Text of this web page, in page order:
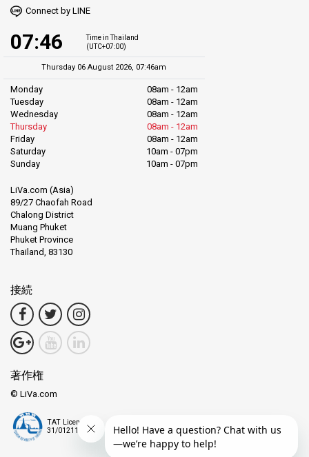
Connect by LINE
07:46
Time in Thailand
(UTC+07:00)
Thursday 06 August 2026, 07:46am
Monday
08am - 12am
Tuesday
08am - 12am
Wednesday
08am - 12am
Thursday
08am - 12am
Friday
08am - 12am
Saturday
10am - 07pm
Sunday
10am - 07pm
LiVa.com (Asia)
89/27 Chaofah Road
Chalong District
Muang Phuket
Phuket Province
Thailand, 83130
接続
著作権
© LiVa.com
TAT License
31/01211